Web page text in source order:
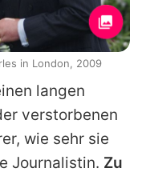
langen
verstorbenen
wie sehr sie
Journalistin. Zu
in London, 2009